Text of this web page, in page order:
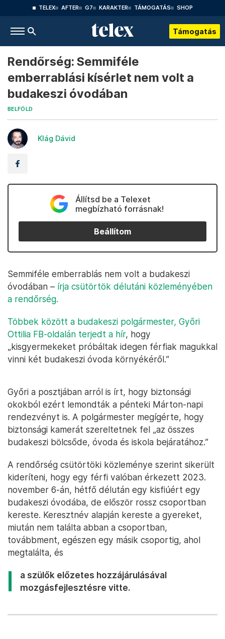
TELEX AFTER G7 KARAKTER TÁMOGATÁS SHOP
Támogatás
Rendőrség: Semmiféle
emberrablási kísérlet nem volt a
budakeszi óvodában
BELFÖLD
Klág Dávid
Állítsd be a Telexet
megbízható forrásnak!
Beállítom
Semmiféle emberrablás nem volt a budakeszi
óvodában – írja csütörtök délutáni közleményében
a rendőrség.
Többek között a budakeszi polgármester, Győri
Ottilia FB-oldalán terjedt a hír, hogy
„kisgyermekeket próbáltak idegen férfiak magukkal
vinni két budakeszi óvoda környékéről.”
Győri a posztjában arról is írt, hogy biztonsági
okokból ezért lemondták a pénteki Márton-napi
rendezvényt is. A polgármester megígérte, hogy
biztonsági kamerát szereltetnek fel „az összes
budakeszi bölcsőde, óvoda és iskola bejáratához.”
A rendőrség csütörtöki közleménye szerint sikerült
kideríteni, hogy egy férfi valóban érkezett 2023.
november 6-án, hétfő délután egy kisfiúért egy
budakeszi óvodába, de először rossz csoportban
kereste. Keresztnév alapján kereste a gyereket,
miután nem találta abban a csoportban,
továbbment, egészen egy másik csoportig, ahol
megtalálta, és
a szülők előzetes hozzájárulásával
mozgásfejlesztésre vitte.